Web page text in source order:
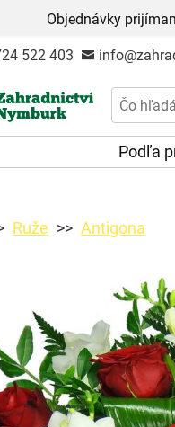
Objednávky
522 403
Podľa
Ruže Antigona